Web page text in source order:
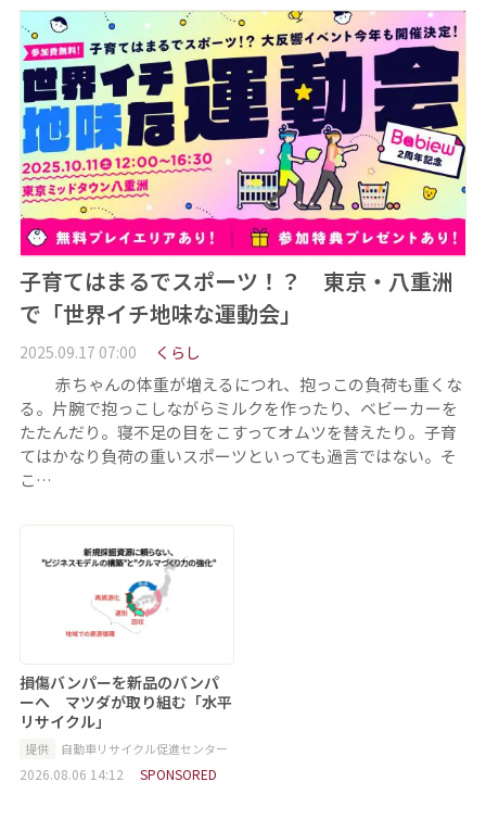
子育てはまるでスポーツ！？ 東京・八重洲
で「世界イチ地味な運動会」
2025.09.17 07:00 くらし
赤ちゃんの体重が増えるにつれ、抱っこの負荷も重くな
る。片腕で抱っこしながらミルクを作ったり、ベビーカーを
たたんだり。寝不足の目をこすってオムツを替えたり。子育
てはかなり負荷の重いスポーツといっても過言ではない。そ
こ…
損傷バンパーを新品のバンパ
ーへ マツダが取り組む「水平
リサイクル」
提供 自動車リサイクル促進センター
2026.08.06 14:12 SPONSORED